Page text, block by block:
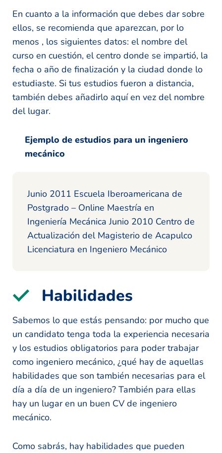
En cuanto a la información que debes dar sobre
ellos, se recomienda que aparezcan, por lo
menos , los siguientes datos: el nombre del
curso en cuestión, el centro donde se impartió, la
fecha o año de finalización y la ciudad donde lo
estudiaste. Si tus estudios fueron a distancia,
también debes añadirlo aquí en vez del nombre
del lugar.
Ejemplo de estudios para un ingeniero
mecánico
Junio 2011 Escuela Iberoamericana de
Postgrado – Online Maestría en
Ingeniería Mecánica Junio 2010 Centro de
Actualización del Magisterio de Acapulco
Licenciatura en Ingeniero Mecánico
Habilidades
Sabemos lo que estás pensando: por mucho que
un candidato tenga toda la experiencia necesaria
y los estudios obligatorios para poder trabajar
como ingeniero mecánico, ¿qué hay de aquellas
habilidades que son también necesarias para el
día a día de un ingeniero? También para ellas
hay un lugar en un buen CV de ingeniero
mecánico.
Como sabrás, hay habilidades que pueden